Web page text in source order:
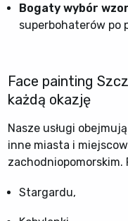
Bogaty wybór
superbohaterów po
Face painting
każdą okazję
Nasze usługi
inne miasta i
Stargardu,